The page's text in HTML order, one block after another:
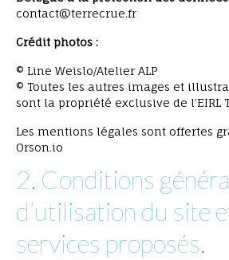
contact@terrecrue.fr
Crédit photos :
© Line Weislo/Atelier ALP
© Toutes les autres images et
sont la propriété exclusive de l’EIRL
Les mentions légales sont offertes
Orson.io
2. Conditions
d’utilisation du site
services proposés.